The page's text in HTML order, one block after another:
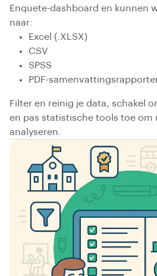
Enquete-dashboard en kunnen
naar:
Excel (.XLSX)
CSV
SPSS
PDF-
Filter en reinig je data, schakel
en pas statistische tools toe
analyseren.